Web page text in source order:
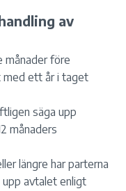
av
månader före
med ett år i taget
säga upp
månaders
längre har parterna
avtalet enligt